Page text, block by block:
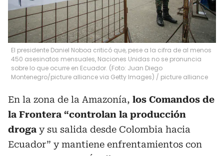
El presidente Daniel Noboa criticó que, pese a la cifra de al menos
450 asesinatos mensuales, Naciones Unidas no se pronuncia
sobre lo que ocurre en Ecuador. (Foto: Juan Diego
Montenegro/picture alliance via Getty Images) / picture alliance
En la zona de la Amazonía, los Comandos de
la Frontera “controlan la producción
droga y su salida desde Colombia hacia
Ecuador” y mantiene enfrentamientos con